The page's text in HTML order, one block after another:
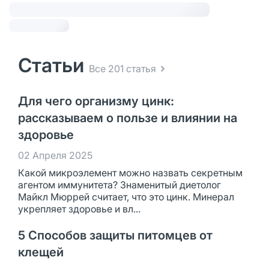
Статьи Все 201 статья
Для чего организму цинк:
рассказываем о пользе и влиянии на
здоровье
02 Апреля 2025
Какой микроэлемент можно назвать секретным
агентом иммунитета? Знаменитый диетолог
Майкл Мюррей считает, что это цинк. Минерал
укрепляет здоровье и вл...
5 Способов защиты питомцев от
клещей